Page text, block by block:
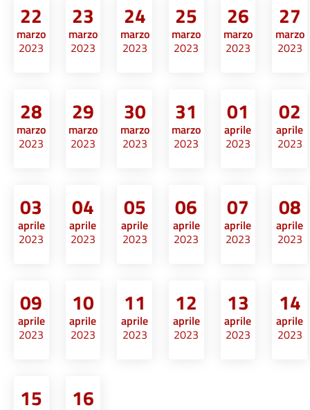
22
marzo
2023
23
marzo
2023
24
marzo
2023
25
marzo
2023
26
marzo
2023
27
marzo
2023
28
marzo
2023
29
marzo
2023
30
marzo
2023
31
marzo
2023
01
aprile
2023
02
aprile
2023
03
aprile
2023
04
aprile
2023
05
aprile
2023
06
aprile
2023
07
aprile
2023
08
aprile
2023
09
aprile
2023
10
aprile
2023
11
aprile
2023
12
aprile
2023
13
aprile
2023
14
aprile
2023
15 16